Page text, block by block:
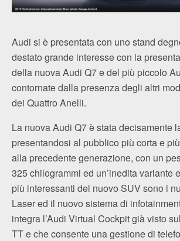
Audi si è presentata con uno stand
destato grande interesse con la
della nuova Audi Q7 e del più piccolo
contornate dalla presenza degli altri
dei Quattro Anelli.
La nuova Audi Q7 è stata decisamente
presentandosi al pubblico più corta e
alla precedente generazione, con un
325 chilogrammi ed un’inedita variante
più interessanti del nuovo SUV sono i
Laser ed il nuovo sistema di
integra l’Audi Virtual Cockpit già visto
TT e che consente una gestione di